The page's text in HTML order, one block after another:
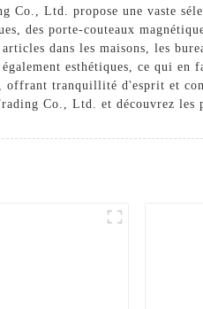
Ltd. propose une vaste
des porte-couteaux
dans les maisons, les
esthétiques, ce qui
offrant tranquillité d'esprit et
Co., Ltd. et découvrez